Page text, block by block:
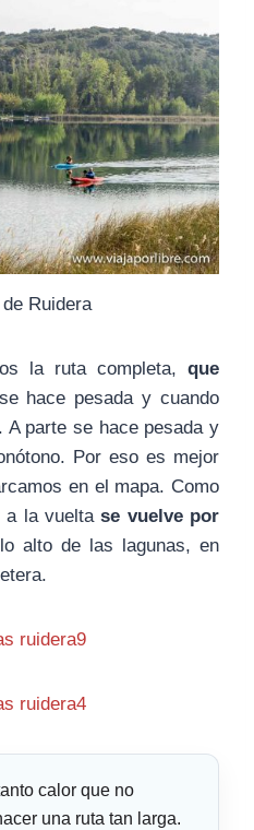
de Ruidera
la ruta completa, que
hace pesada y cuando
A parte se hace pesada y
Por eso es mejor
en el mapa. Como
a la vueltase vuelve por
alto de las lagunas, en
calor que no
una ruta tan larga.